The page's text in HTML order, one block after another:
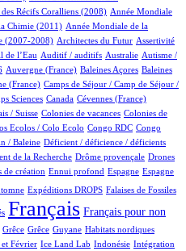
Récifs Coralliens (2008) Année Mondiale
Chimie (2011) Année Mondiale de la
(2007-2008) Architectes du Futur Assertivité
de l’Eau Auditif / auditifs Australie Autisme /
Auvergne (France) Baleines Açores Baleines
(France) Camps de Séjour / Camp de Séjour /
Sciences Canada Cévennes (France)
/ Suisse Colonies de vacances Colonies de
Ecolos / Colo Ecolo Congo RDC Congo
/ Baleine Déficient / déficience / déficients
de la Recherche Drôme provençale Drones
de création Ennui profond Espagne Espagne
Expéditions DROPS Falaises de Fossiles
Français Français pour non
Grêce Grêce Guyane Habitats nordiques
Février Ice Land Lab Indonésie Intégration